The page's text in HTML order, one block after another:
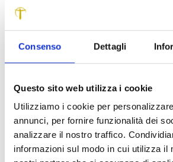
Consenso Dettagli
Questo sito web utilizza i cookie
Utilizziamo i cookie per
annunci, per fornire funzionalità dei
analizzare il nostro traffico.
informazioni sul modo in cui utilizza il
“Banca Carige, insieme alle
ha deciso questa operazione per
lucchese, sostenendo le famiglie e le
create le condizioni per avere una
“Trovo estremamente utile e
Presidente della Fondazione Cassa di